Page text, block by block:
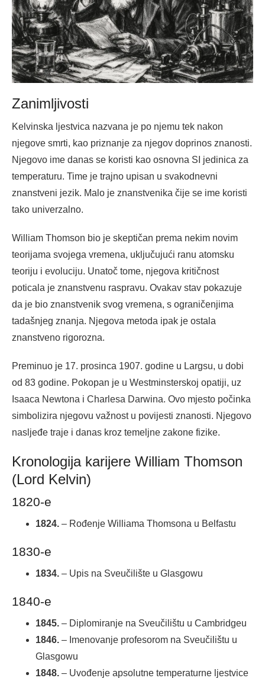
Zanimljivosti
Kelvinska ljestvica nazvana je po njemu tek nakon
njegove smrti, kao priznanje za njegov doprinos znanosti.
Njegovo ime danas se koristi kao osnovna SI jedinica za
temperaturu. Time je trajno upisan u svakodnevni
znanstveni jezik. Malo je znanstvenika čije se ime koristi
tako univerzalno.
William Thomson bio je skeptičan prema nekim novim
teorijama svojega vremena, uključujući ranu atomsku
teoriju i evoluciju. Unatoč tome, njegova kritičnost
poticala je znanstvenu raspravu. Ovakav stav pokazuje
da je bio znanstvenik svog vremena, s ograničenjima
tadašnjeg znanja. Njegova metoda ipak je ostala
znanstveno rigorozna.
Preminuo je 17. prosinca 1907. godine u Largsu, u dobi
od 83 godine. Pokopan je u Westminsterskoj opatiji, uz
Isaaca Newtona i Charlesa Darwina. Ovo mjesto počinka
simbolizira njegovu važnost u povijesti znanosti. Njegovo
nasljeđe traje i danas kroz temeljne zakone fizike.
Kronologija karijere William Thomson
(Lord Kelvin)
1820-e
1824. – Rođenje Williama Thomsona u Belfastu
1830-e
1834. – Upis na Sveučilište u Glasgowu
1840-e
1845. – Diplomiranje na Sveučilištu u Cambridgeu
1846. – Imenovanje profesorom na Sveučilištu u
Glasgowu
1848. – Uvođenje apsolutne temperaturne ljestvice